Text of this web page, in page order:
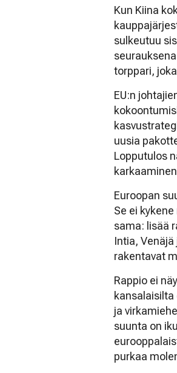
Kun Kiina
sulkeutuu
torppari,
EU:n
uusia
Lopputulos
Euroopan
Se ei
sama: lisää
Intia,
rakentavat
Rappio ei
ja
suunta on
purkaa